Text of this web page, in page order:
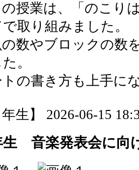
授業は、「のこり
取り組みました。
数やブロックの数
。
トの書き方も上手に
年生】 2026-06-15
生 音楽発表会に向